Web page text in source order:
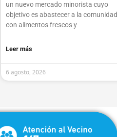
un nuevo mercado minorista cuyo
objetivo es abastecer a la comunidad
con alimentos frescos y
Leer más
6 agosto, 2026